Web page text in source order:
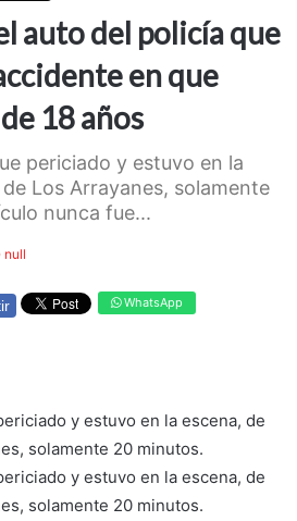
auto del policía que
en que
18 años
periciado y estuvo en la
Los Arrayanes, solamente
nunca fue...
null
WhatsApp
y estuvo en la escena, de
solamente 20 minutos.
y estuvo en la escena, de
solamente 20 minutos.